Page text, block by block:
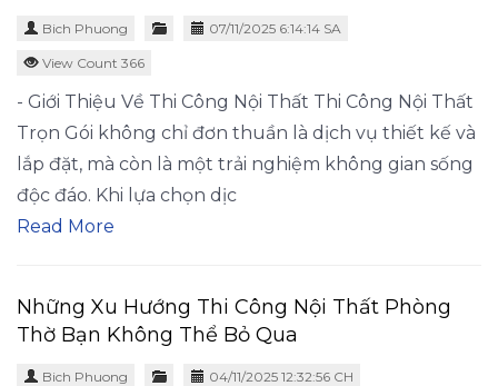
Bich Phuong 07/11/2025 6:14:14 SA
View Count 366
- Giới Thiệu Về Thi Công Nội Thất Thi Công Nội Thất
Trọn Gói không chỉ đơn thuần là dịch vụ thiết kế và
lắp đặt, mà còn là một trải nghiệm không gian sống
độc đáo. Khi lựa chọn dịc
Read More
Những Xu Hướng Thi Công Nội Thất Phòng
Thờ Bạn Không Thể Bỏ Qua
Bich Phuong 04/11/2025 12:32:56 CH